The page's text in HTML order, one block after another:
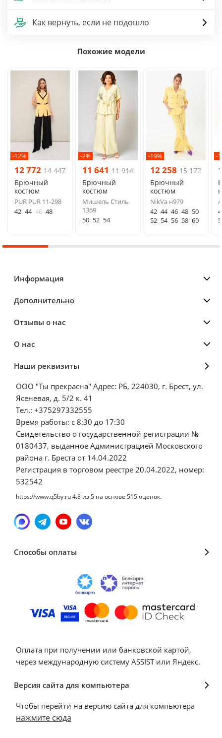
Как вернуть, если не подошло
Похожие модели
-12%
12 772 14 447
Брючный
костюм
PUR PUR 11-298
42 44 46 48
-2%
11 641 11 914
Брючный
костюм
Мишель Стиль
1369
50 52 54
-19%
12 258 15 172
Брючный
костюм
NikVa н979
42 44 46 48 50
52 54 56 58 60
-
Информация
Дополнительно
Отзывы о нас
О нас
Наши реквизиты
ООО "Ты прекрасна" Адрес: РБ, 224030, г. Брест, ул.
Ясеневая, д. 5/2 к. 41
Тел.: +375297332555
Время работы: с 8:30 до 17:30
Свидетельство о государственной регистрации №
0180437, выданное Администрацией Московского
района г. Бреста от 14.04.2022
Регистрация в торговом реестре 20.04.2022, номер:
532542
https://www.q5by.ru4.8 из5 на основе 515оценок.
Способы оплаты
Оплата при получении или банковской картой,
через международную систему ASSIST или Яндекс.
Версия сайта для компьютера
Чтобы перейти на версию сайта для компьютера
нажмите сюда